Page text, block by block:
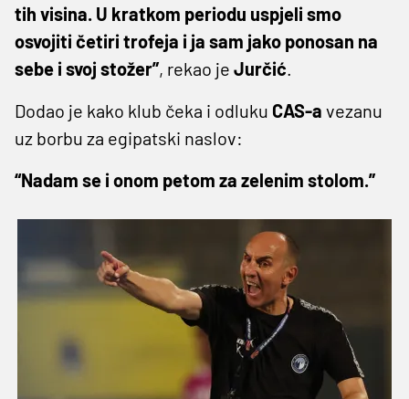
tih visina. U kratkom periodu uspjeli smo
osvojiti četiri trofeja i ja sam jako ponosan na
sebe i svoj stožer”, rekao je Jurčić.
Dodao je kako klub čeka i odluku CAS-a vezanu
uz borbu za egipatski naslov:
“Nadam se i onom petom za zelenim stolom.”